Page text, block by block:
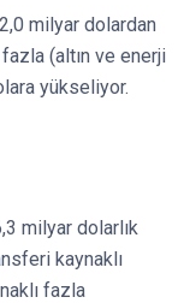
milyar dolardan
(altın ve enerji
yükseliyor.
milyar dolarlık
kaynaklı
fazla